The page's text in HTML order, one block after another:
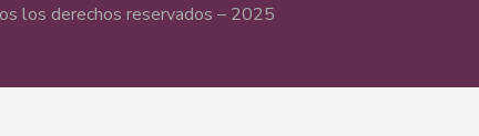
los derechos reservados – 2025